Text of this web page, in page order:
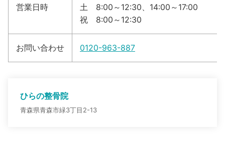
営業日時
土 8:00～12:30、14:00～17:00
祝 8:00～12:30
お問い合わせ 0120-963-887
ひらの整骨院
青森県青森市緑3丁目2-13